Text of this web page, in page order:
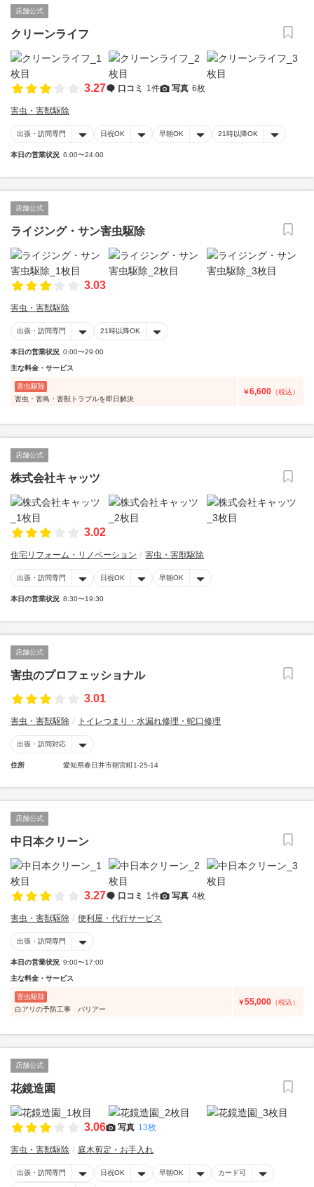
店舗公式
クリーンライフ
3.27 口コミ 1件 写真 6枚
害虫・害獣駆除
出張・訪問専門 日祝OK 早朝OK 21時以降OK
本日の営業状況 6:00〜24:00
店舗公式
ライジング・サン害虫駆除
3.03
害虫・害獣駆除
出張・訪問専門 21時以降OK
本日の営業状況 0:00〜29:00
主な料金・サービス
害虫駆除
害虫・害鳥・害獣トラブルを即日解決
￥6,600 （税込）
店舗公式
株式会社キャッツ
3.02
住宅リフォーム・リノベーション 害虫・害獣駆除
出張・訪問専門 日祝OK 早朝OK
本日の営業状況 8:30〜19:30
店舗公式
害虫のプロフェッショナル
3.01
害虫・害獣駆除 トイレつまり・水漏れ修理・蛇口修理
出張・訪問対応
住所 愛知県春日井市朝宮町1-25-14
店舗公式
中日本クリーン
3.27 口コミ 1件 写真 4枚
害虫・害獣駆除 便利屋・代行サービス
出張・訪問専門
本日の営業状況 9:00〜17:00
主な料金・サービス
害虫駆除
白アリの予防工事 バリアー
￥55,000 （税込）
店舗公式
花鏡造園
3.06 写真 13枚
害虫・害獣駆除 庭木剪定・お手入れ
出張・訪問専門 日祝OK 早朝OK カード可